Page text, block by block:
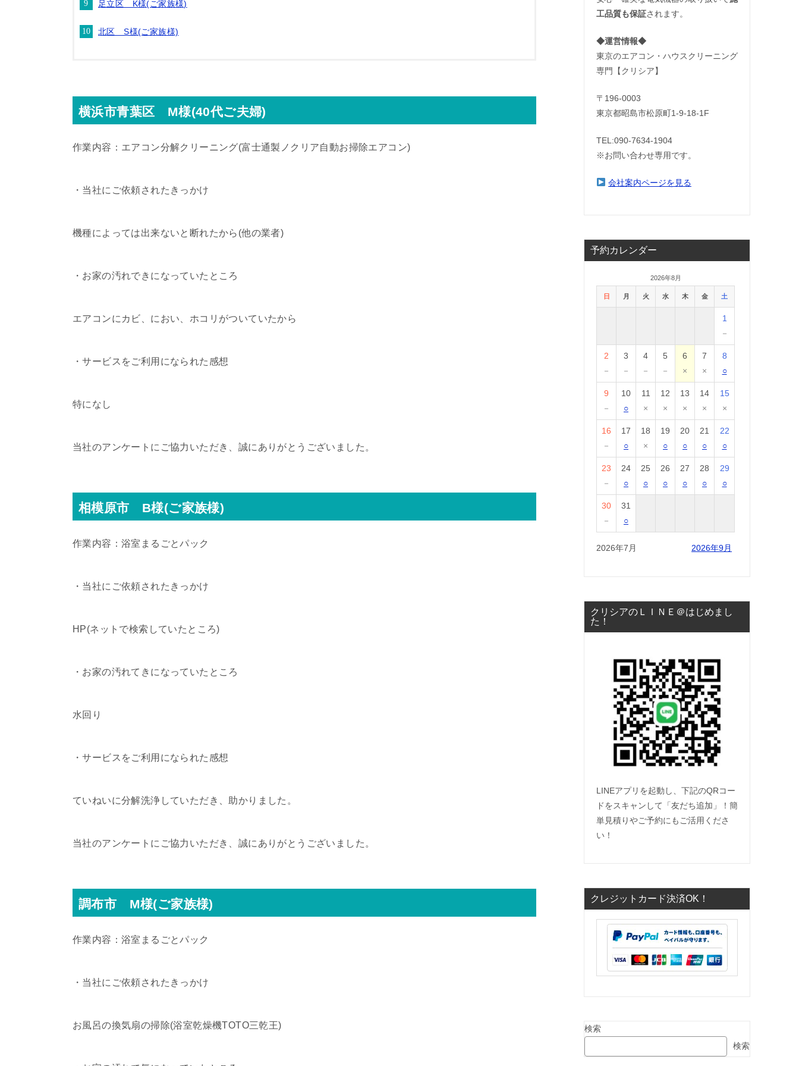
足立区 K様(ご家族様)
北区 S様(ご家族様)
横浜市青葉区 M様(40代ご夫婦)
作業内容：エアコン分解クリーニング(富士通製ノクリア自動お掃除エアコン)
・当社にご依頼されたきっかけ
機種によっては出来ないと断れたから(他の業者)
・お家の汚れできになっていたところ
エアコンにカビ、におい、ホコリがついていたから
・サービスをご利用になられた感想
特になし
当社のアンケートにご協力いただき、誠にありがとうございました。
相模原市 B様(ご家族様)
作業内容：浴室まるごとパック
・当社にご依頼されたきっかけ
HP(ネットで検索していたところ)
・お家の汚れてきになっていたところ
水回り
・サービスをご利用になられた感想
ていねいに分解洗浄していただき、助かりました。
当社のアンケートにご協力いただき、誠にありがとうございました。
調布市 M様(ご家族様)
作業内容：浴室まるごとパック
・当社にご依頼されたきっかけ
お風呂の換気扇の掃除(浴室乾燥機TOTO三乾王)
工品質も保証されます。
◆運営情報◆
東京のエアコン・ハウスクリーニング
専門【クリシア】
〒196-0003
東京都昭島市松原町1-9‐18‐1F
TEL:090-7634-1904
※お問い合わせ専用です。
会社案内ページを見る
予約カレンダー
2026年8月
日 月 火 水 木 金 土
1
－
2
－
3
－
4
－
5
－
6
×
7
×
8
○
9
－
10
○
11
×
12
×
13
×
14
×
15
×
16
－
17
○
18
×
19
○
20
○
21
○
22
○
23
－
24
○
25
○
26
○
27
○
28
○
29
○
30
－
31
○
2026年7月 2026年9月
クリシアのＬＩＮＥ＠はじめまし
た！
LINEアプリを起動し、下記のQRコー
ドをスキャンして「友だち追加」！簡
単見積りやご予約にもご活用くださ
い！
クレジットカード決済OK！
検索
検索